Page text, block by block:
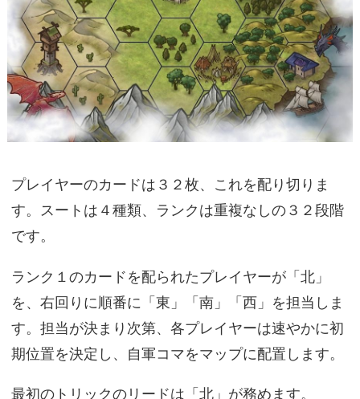
プレイヤーのカードは３２枚、これを配り切りま
す。スートは４種類、ランクは重複なしの３２段階
です。
ランク１のカードを配られたプレイヤーが「北」
を、右回りに順番に「東」「南」「西」を担当しま
す。担当が決まり次第、各プレイヤーは速やかに初
期位置を決定し、自軍コマをマップに配置します。
最初のトリックのリードは「北」が務めます。